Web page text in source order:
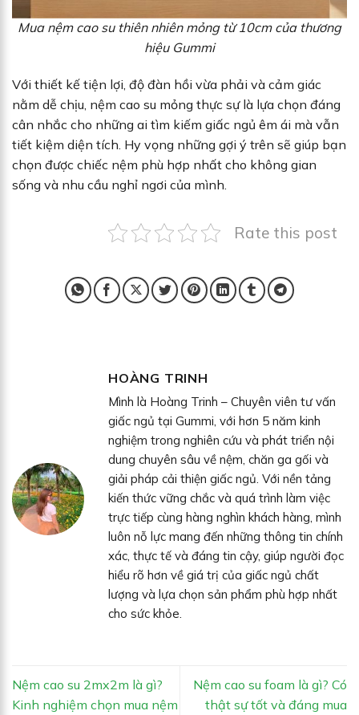
Mua nệm cao su thiên nhiên mỏng từ 10cm của thương
hiệu Gummi
Với thiết kế tiện lợi, độ đàn hồi vừa phải và cảm giác
nằm dễ chịu, nệm cao su mỏng thực sự là lựa chọn đáng
cân nhắc cho những ai tìm kiếm giấc ngủ êm ái mà vẫn
tiết kiệm diện tích. Hy vọng những gợi ý trên sẽ giúp bạn
chọn được chiếc nệm phù hợp nhất cho không gian
sống và nhu cầu nghỉ ngơi của mình.
Rate this post
HOÀNG TRINH
Mình là Hoàng Trinh – Chuyên viên tư vấn
giấc ngủ tại Gummi, với hơn 5 năm kinh
nghiệm trong nghiên cứu và phát triển nội
dung chuyên sâu về nệm, chăn ga gối và
giải pháp cải thiện giấc ngủ. Với nền tảng
kiến thức vững chắc và quá trình làm việc
trực tiếp cùng hàng nghìn khách hàng, mình
luôn nỗ lực mang đến những thông tin chính
xác, thực tế và đáng tin cậy, giúp người đọc
hiểu rõ hơn về giá trị của giấc ngủ chất
lượng và lựa chọn sản phẩm phù hợp nhất
cho sức khỏe.
Nệm cao su 2mx2m là gì?
Kinh nghiệm chọn mua nệm
Nệm cao su foam là gì? Có
thật sự tốt và đáng mua